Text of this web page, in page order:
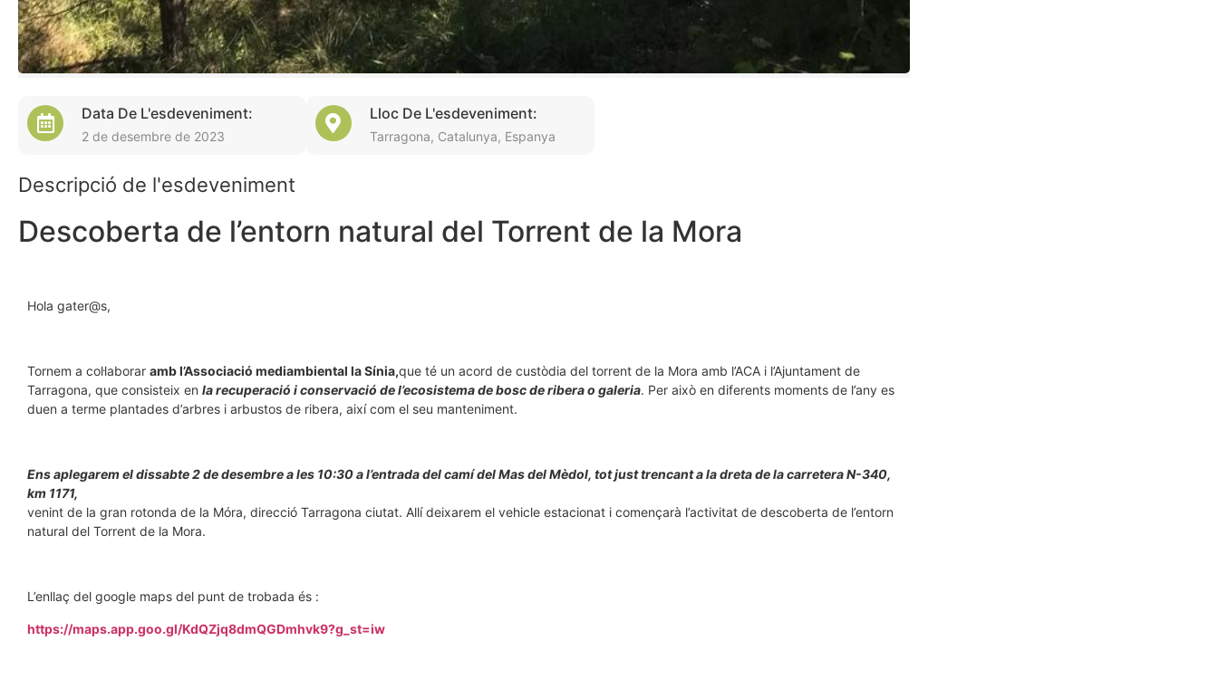
Data De L'esdeveniment:
2 de desembre de 2023
Lloc De L'esdeveniment:
Tarragona, Catalunya, Espanya
Descripció de l'esdeveniment
Descoberta de l’entorn natural del Torrent de la Mora
Hola gater@s,
Tornem a col·laborar amb l’Associació mediambiental la Sínia,que té un acord de custòdia del torrent de la Mora amb l’ACA i l’Ajuntament de
Tarragona, que consisteix en la recuperació i conservació de l’ecosistema de bosc de ribera o galeria. Per això en diferents moments de l’any es
duen a terme plantades d’arbres i arbustos de ribera, així com el seu manteniment.
Ens aplegarem el dissabte 2 de desembre a les 10:30 a l’entrada del camí del Mas del Mèdol, tot just trencant a la dreta de la carretera N-340,
km 1171,
venint de la gran rotonda de la Móra, direcció Tarragona ciutat. Allí deixarem el vehicle estacionat i començarà l’activitat de descoberta de l’entorn
natural del Torrent de la Mora.
L’enllaç del google maps del punt de trobada és :
https://maps.app.goo.gl/KdQZjq8dmQGDmhvk9?g_st=iw